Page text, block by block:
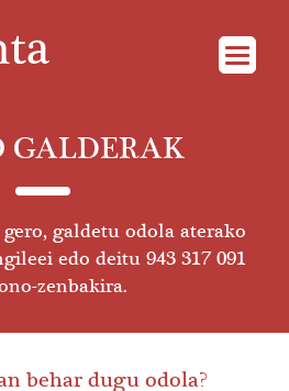
GALDERAK
galdetu odola aterako
edo deitu 943 317 091
zenbakira.
behar dugu odola?